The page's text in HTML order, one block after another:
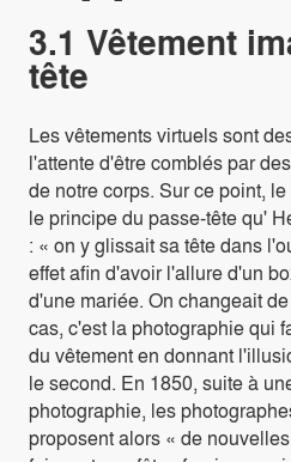
3.1 Vêtement
tête
Les vêtements virtuels sont
l'attente d'être comblés par
de notre corps. Sur ce point,
le principe du passe-tête qu'
: « on y glissait sa tête dans
effet afin d'avoir l'allure d'un
d'une mariée. On changeait
cas, c'est la photographie qui
du vêtement en donnant
le second. En 1850, suite à
photographie, les
proposent alors « de